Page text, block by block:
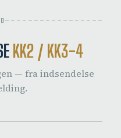
KK2 / KK3-4
— fra indsendelse